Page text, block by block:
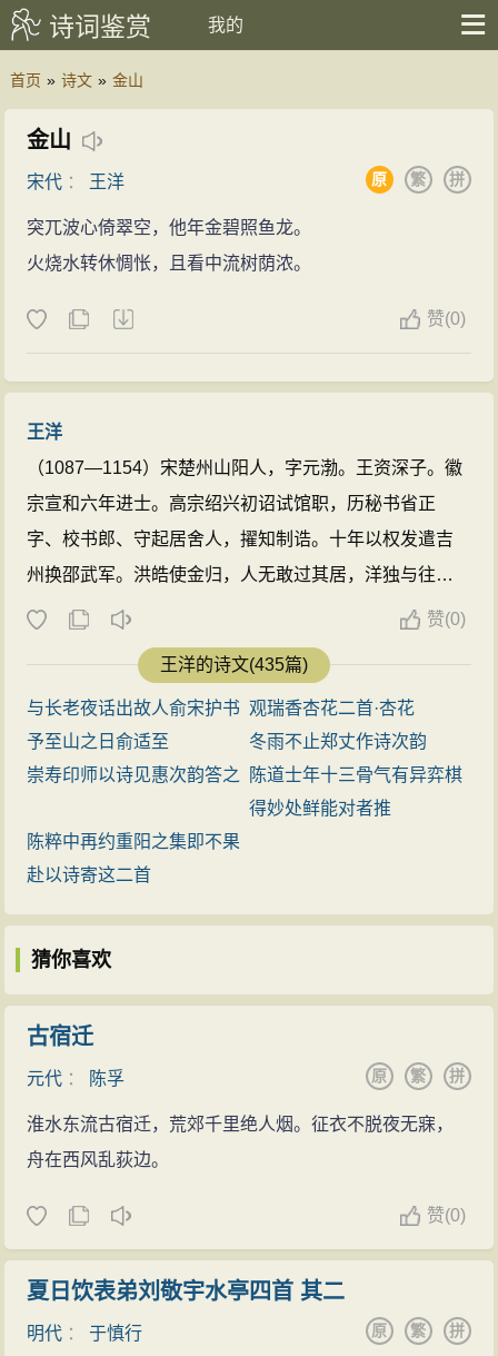
诗词鉴赏 我的
首页 » 诗文 » 金山
金山
宋代 ： 王洋 拼
繁
原
突兀波心倚翠空，他年金碧照鱼龙。
火烧水转休惆怅，且看中流树荫浓。
赞(0)
王洋
（1087—1154）宋楚州山阳人，字元渤。王资深子。徽
宗宣和六年进士。高宗绍兴初诏试馆职，历秘书省正
字、校书郎、守起居舍人，擢知制诰。十年以权发遣吉
州换邵武军。洪皓使金归，人无敢过其居，洋独与往
来，为人诬告与闻洪皓欺世飞语，以直徽猷阁出知饶
州。寓居信州，有荷花水木之趣，因号王南池。善诗
文，其诗极意镂刻，文章以温雅见长。有《东牟集》。
...
赞(0)
王洋的诗文(435篇)
与长老夜话出故人俞宋护书
予至山之日俞适至
观瑞香杏花二首·杏花
冬雨不止郑丈作诗次韵
崇寿印师以诗见惠次韵答之
陈道士年十三骨气有异弈棋
得妙处鲜能对者推
陈粹中再约重阳之集即不果
赴以诗寄这二首
猜你喜欢
古宿迁
元代 ： 陈孚 拼
繁
原
淮水东流古宿迁，荒郊千里绝人烟。征衣不脱夜无寐，
舟在西风乱荻边。
赞(0)
夏日饮表弟刘敬宇水亭四首 其二
明代 ：于慎行 拼
繁
原